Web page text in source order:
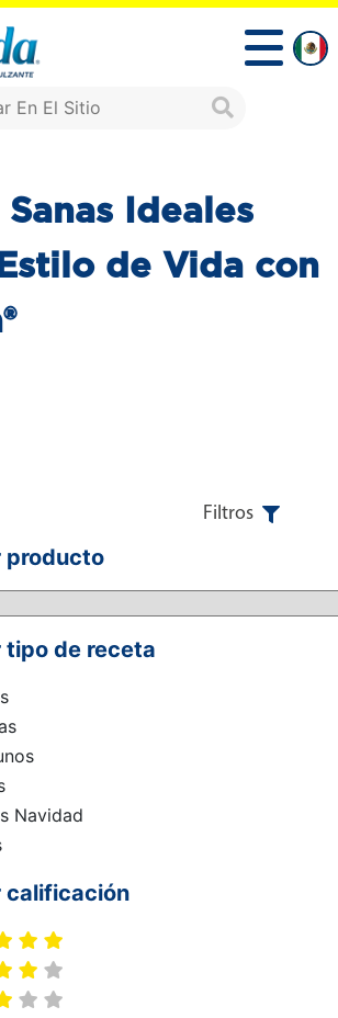
Sanas Ideales
de Vida con
Filtros
producto
tipo de receta
Navidad
calificación